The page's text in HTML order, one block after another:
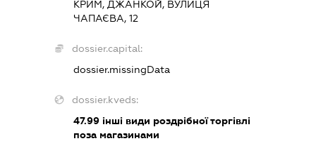
КРИМ, ДЖАНКОЙ, ВУЛИЦЯ
ЧАПАЄВА, 12
dossier.capital:
dossier.missingData
dossier.kveds:
47.99 інші види роздрібної торгівлі
поза магазинами